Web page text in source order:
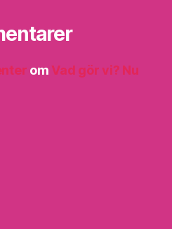
om Vad gör vi? Nu